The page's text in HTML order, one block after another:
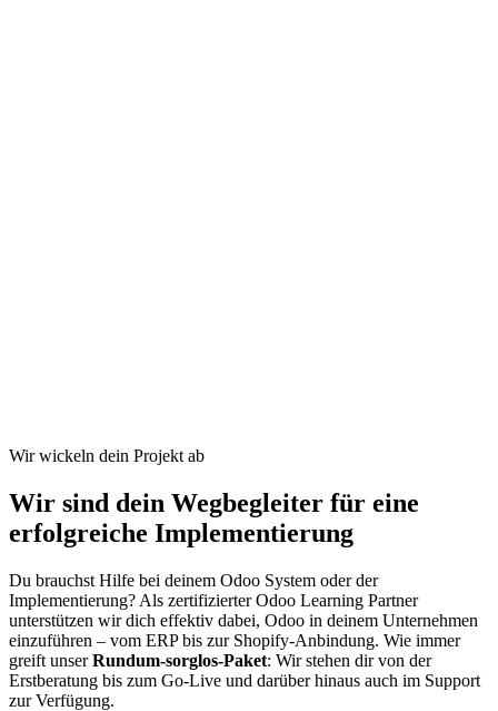
Wir wickeln dein Projekt ab
Wir sind dein Wegbegleiter für eine
erfolgreiche Implementierung
Du brauchst Hilfe bei deinem Odoo System oder der
Implementierung? Als zertifizierter Odoo Learning Partner
unterstützen wir dich effektiv dabei, Odoo in deinem Unternehmen
einzuführen – vom ERP bis zur Shopify-Anbindung. Wie immer
greift unserRundum-sorglos-Paket: Wir stehen dir von der
Erstberatung bis zum Go-Live und darüber hinaus auch im Support
zur Verfügung.